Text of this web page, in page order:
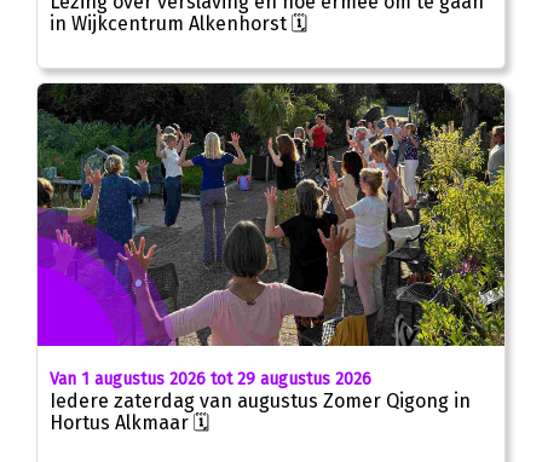
in Wijkcentrum Alkenhorst 🗓
Van 1 augustus 2026 tot 29 augustus 2026
Iedere zaterdag van augustus Zomer Qigong in
Hortus Alkmaar 🗓